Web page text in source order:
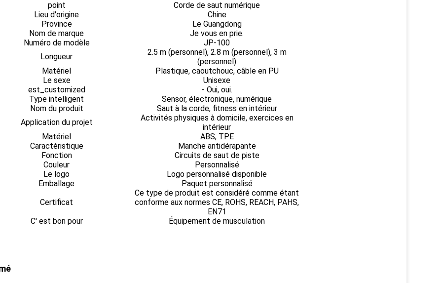
point
Corde de saut numérique
Lieu d'origine
Chine
Province
Le Guangdong
Nom de marque
Je vous en prie.
Numéro de modèle
JP-100
Longueur
2.5 m (personnel), 2.8 m (personnel), 3 m
(personnel)
Matériel
Plastique, caoutchouc, câble en PU
Le sexe
Unisexe
est_customized
- Oui, oui.
Type intelligent
Sensor, électronique, numérique
Nom du produit
Saut à la corde, fitness en intérieur
Application du projet
Activités physiques à domicile, exercices en
intérieur
Matériel
ABS, TPE
Caractéristique
Manche antidérapante
Fonction
Circuits de saut de piste
Couleur
Personnalisé
Le logo
Logo personnalisé disponible
Emballage
Paquet personnalisé
Certificat
Ce type de produit est considéré comme étant
conforme aux normes CE, ROHS, REACH, PAHS,
EN71
C' est bon pour
Équipement de musculation